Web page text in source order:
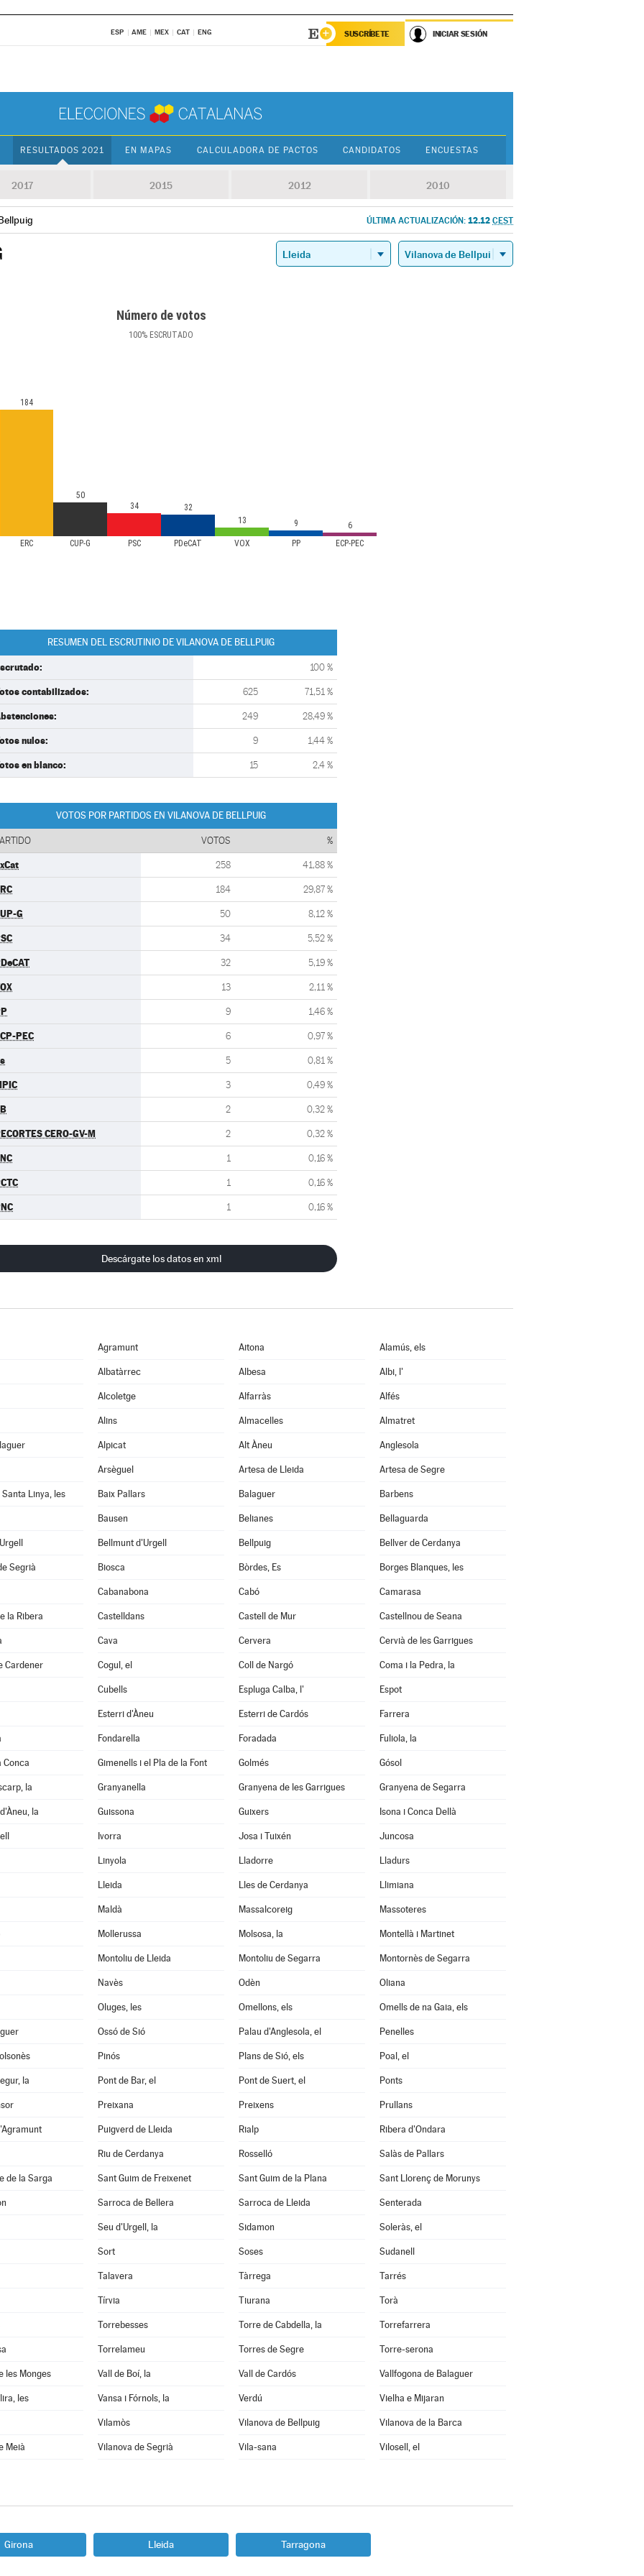
ESP AME MEX CAT ENG SUSCRÍBETE INICIAR SESIÓN
RESULTADOS 2021 EN MAPAS CALCULADORA DE PACTOS CANDIDATOS ENCUESTAS
2017 2015 2012 2010
ÚLTIMA ACTUALIZACIÓN: 12.12 CEST
Número de votos
100% ESCRUTADO
ERC CUP-G PSC PDeCAT VOX PP ECP-PEC
184
50
34
32
13
9 6
RESUMEN DEL ESCRUTINIO DE VILANOVA DE BELLPUIG
100 %
contabilizados: 625 71,51 %
249 28,49 %
nulos: 9 1,44 %
en blanco: 15 2,4 %
VOTOS POR PARTIDOS EN VILANOVA DE BELLPUIG
VOTOS %
258 41,88 %
184 29,87 %
G 50 8,12 %
34 5,52 %
32 5,19 %
13 2,11 %
9 1,46 %
PEC 6 0,97 %
5 0,81 %
3 0,49 %
2 0,32 %
CERO-GV-M 2 0,32 %
1 0,16 %
1 0,16 %
1 0,16 %
Descárgate los datos en xml
Agramunt Aitona Alamús, els
Albatàrrec Albesa Albi, l'
Alcoletge Alfarràs Alfés
Alins Almacelles Almatret
Alpicat Alt Àneu Anglesola
Arsèguel Artesa de Lleida Artesa de Segre
Linya, les Baix Pallars Balaguer Barbens
Bausen Belianes Bellaguarda
Bellmunt d'Urgell Bellpuig Bellver de Cerdanya
Segrià Biosca Bòrdes, Es Borges Blanques, les
Cabanabona Cabó Camarasa
la Ribera Castelldans Castell de Mur Castellnou de Seana
Cava Cervera Cervià de les Garrigues
Cardener Cogul, el Coll de Nargó Coma i la Pedra, la
Cubells Espluga Calba, l' Espot
Esterri d'Àneu Esterri de Cardós Farrera
Fondarella Foradada Fuliola, la
Conca Gimenells i el Pla de la Font Golmés Gósol
la Granyanella Granyena de les Garrigues Granyena de Segarra
la Guissona Guixers Isona i Conca Dellà
Ivorra Josa i Tuixén Juncosa
Linyola Lladorre Lladurs
Lleida Lles de Cerdanya Llimiana
Maldà Massalcoreig Massoteres
Mollerussa Molsosa, la Montellà i Martinet
Montoliu de Lleida Montoliu de Segarra Montornès de Segarra
Navès Odèn Oliana
Oluges, les Omellons, els Omells de na Gaia, els
Ossó de Sió Palau d'Anglesola, el Penelles
Pinós Plans de Sió, els Poal, el
la Pont de Bar, el Pont de Suert, el Ponts
Preixana Preixens Prullans
Puigverd de Lleida Rialp Ribera d'Ondara
Riu de Cerdanya Rosselló Salàs de Pallars
de la Sarga Sant Guim de Freixenet Sant Guim de la Plana Sant Llorenç de Morunys
Sarroca de Bellera Sarroca de Lleida Senterada
Seu d'Urgell, la Sidamon Soleràs, el
Sort Soses Sudanell
Talavera Tàrrega Tarrés
Tírvia Tiurana Torà
Torrebesses Torre de Cabdella, la Torrefarrera
Torrelameu Torres de Segre Torre-serona
les Monges Vall de Boí, la Vall de Cardós Vallfogona de Balaguer
les Vansa i Fórnols, la Verdú Vielha e Mijaran
Vilamòs Vilanova de Bellpuig Vilanova de la Barca
Meià Vilanova de Segrià Vila-sana Vilosell, el
Girona Lleida Tarragona